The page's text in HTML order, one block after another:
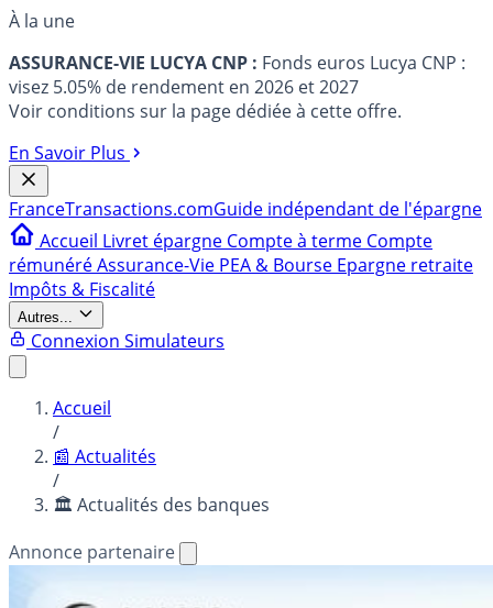
À la une
ASSURANCE-VIE LUCYA CNP : Fonds euros Lucya CNP :
visez 5.05% de rendement en 2026 et 2027
Voir conditions sur la page dédiée à cette offre.
En Savoir Plus
FranceTransactions.comGuide indépendant de l'épargne
Accueil Livret épargne Compte à terme Compte
rémunéréAssurance-Vie PEA & Bourse Epargne retraite
Impôts & Fiscalité
Autres...
Connexion Simulateurs
Accueil
/
📰 Actualités
/
🏛️ Actualités des banques
Annonce partenaire